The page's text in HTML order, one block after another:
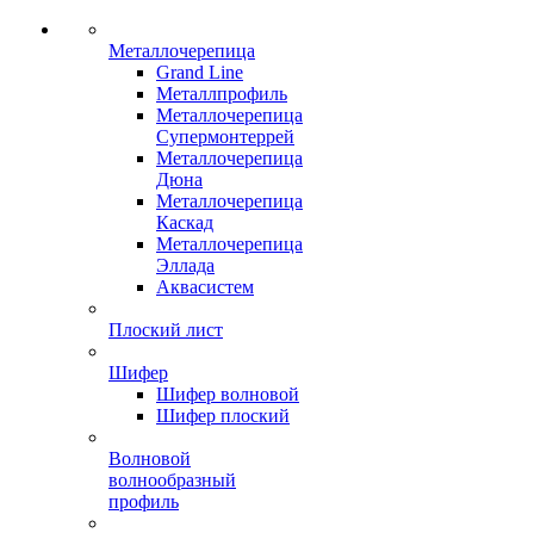
Металлочерепица
Grand Line
Металлпрофиль
Металлочерепица
Супермонтеррей
Металлочерепица
Дюна
Металлочерепица
Каскад
Металлочерепица
Эллада
Аквасистем
Плоский лист
Шифер
Шифер волновой
Шифер плоский
Волновой
волнообразный
профиль